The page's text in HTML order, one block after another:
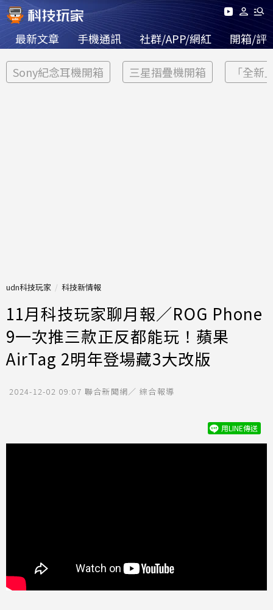
最新文章 手機通訊 社群/APP/網紅 開箱/評
Sony紀念耳機開箱 三星摺疊機開箱 「全新
udn科技玩家 科技新情報
11月科技玩家聊月報／ROG Phone
9一次推三款正反都能玩！蘋果
AirTag 2明年登場藏3大改版
2024-12-02 09:07 聯合新聞網／ 綜合報導
用LINE傳送